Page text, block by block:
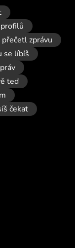
zprávu
se líbíš
teď
čekat